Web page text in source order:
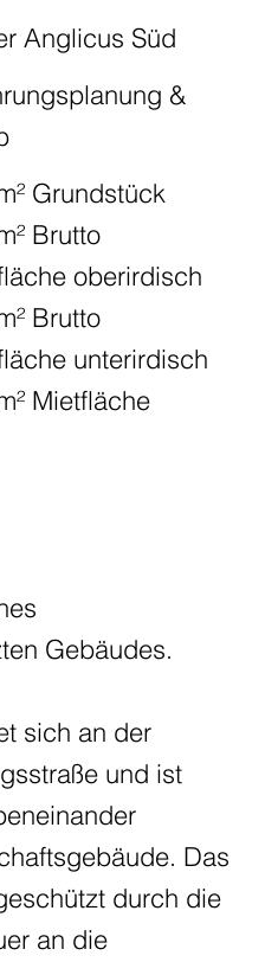
Anglicus Süd
&
Grundstück
Brutto
oberirdisch
Brutto
unterirdisch
Mietfläche
Gebäudes.
sich an der
und ist
Das
durch die
an die